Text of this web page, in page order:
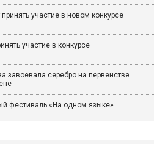
участие в новом конкурсе
участие в конкурсе
завоевала серебро на первенстве
фестиваль «На одном языке»